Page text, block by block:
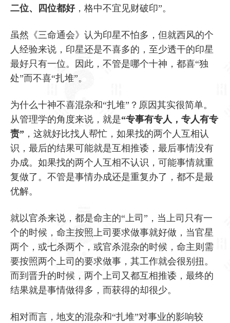
二位、四位都好，格中不宜见财破印”。
虽然《三命通会》认为印星不怕多，但就西风的个
人经验来说，印星还是不喜多的，至少透干的印星
最好只有一位。因此，不管是哪个十神，都喜“独
处”而不喜“扎堆”。
为什么十神不喜混杂和“扎堆”？原因其实很简单。
从管理学的角度来说，就是“专事有专人，专人有专
责” ，这就好比找人帮忙，如果找的两个人互相认
识，最后的结果可能就是互相推诿，最后事情没有
办成。如果找的两个人互相不认识，可能事情就重
复做了。不管是事情办成还是重复办了，都不是最
优解。
就以官杀来说，都是命主的“上司”，当上司只有一
个的时候，命主按照上司要求做事就好做，当官星
两个，或七杀两个，或官杀混杂的时候，命主则需
要按照两个上司的要求做事，其工作就会很别扭。
而到晋升的时候，两个上司又都互相推诿，最终的
结果就是事情做得多，而获得的却很少。
相对而言，地支的混杂和“扎堆”对事业的影响较